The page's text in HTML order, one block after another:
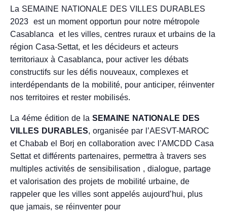
La SEMAINE NATIONALE DES VILLES DURABLES
2023 est un moment opportun pour notre métropole
Casablanca et les villes, centres ruraux et urbains de la
région Casa-Settat, et les décideurs et acteurs
territoriaux à Casablanca, pour activer les débats
constructifs sur les défis nouveaux, complexes et
interdépendants de la mobilité, pour anticiper, réinventer
nos territoires et rester mobilisés.
La 4éme édition de laSEMAINE NATIONALE DES
VILLES DURABLES, organisée par l’AESVT-MAROC
et Chabab el Borj en collaboration avec l’AMCDD Casa
Settat et différents partenaires, permettra à travers ses
multiples activités de sensibilisation , dialogue, partage
et valorisation des projets de mobilité urbaine, de
rappeler que les villes sont appelés aujourd’hui, plus
que jamais, se réinventer pour